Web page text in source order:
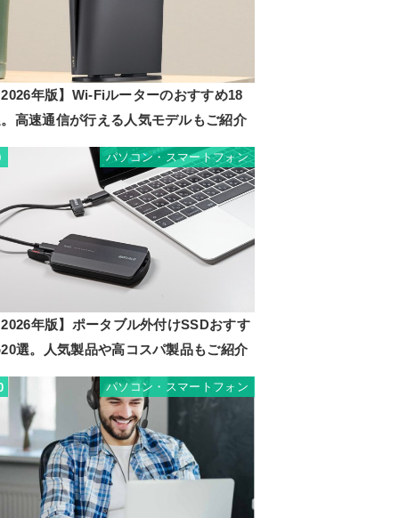
年版】Wi-Fiルーターのおすすめ18
高速通信が行える人気モデルもご紹介
パソコン・スマートフォン
年版】ポータブル外付けSSDおすす
選。人気製品や高コスパ製品もご紹介
パソコン・スマートフォン